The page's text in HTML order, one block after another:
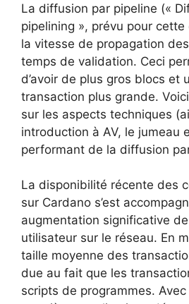
La diffusion par pipeline («
pipelining », prévu pour
la vitesse de propagation
temps de validation. Ceci
d’avoir de plus gros blocs et
transaction plus grande.
sur les aspects techniques
introduction à AV, le jumeau
performant de la diffusion
La disponibilité récente des
sur Cardano s’est
augmentation significative de
utilisateur sur le réseau. En
taille moyenne des
due au fait que les
scripts de programmes. Avec